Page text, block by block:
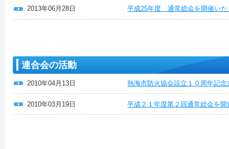
2013年06月28日 平成25年度 通常総会を開催いた
連合会の活動
2010年04月13日 熱海市防火協会設立１０周年記
2010年03月19日 平成２１年度第２回通常総会を